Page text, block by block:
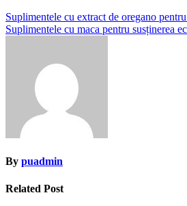
Navigare
în
Suplimentele cu extract de oregano
Suplimentele cu maca pentru susținerea
By puadmin
Related Post